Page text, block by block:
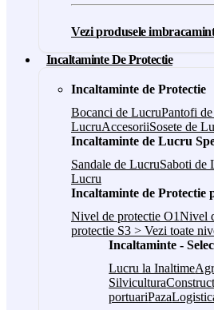
Vezi produsele
Incaltaminte De Protectie
Incaltaminte de Protectie
Bocanci de LucruPantofi
LucruAccesoriiSosete de
Incaltaminte de Lucru
Sandale de LucruSaboti de
Lucru
Incaltaminte de Protectie
Nivel de protectie O1Nivel
protectie S3 > Vezi toate
Incaltaminte -
Lucru la Inaltime
Silvicultura
portuariPaza